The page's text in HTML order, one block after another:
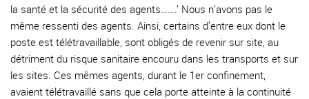
la santé et la sécurité des agents…….’ Nous n’avons pas le
même ressenti des agents. Ainsi, certains d’entre eux dont le
poste est télétravaillable, sont obligés de revenir sur site, au
détriment du risque sanitaire encouru dans les transports et sur
les sites. Ces mêmes agents, durant le 1er confinement,
avaient télétravaillé sans que cela porte atteinte à la continuité